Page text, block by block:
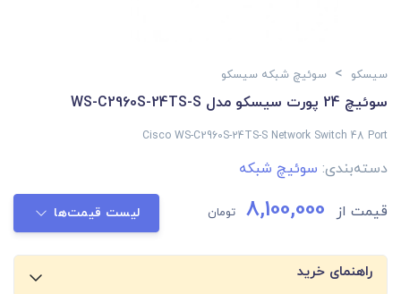
سیسکو > سوئیچ شبکه سیسکو
سوئیچ 24 پورت سیسکو مدل WS-C2960S-24TS-S
Cisco WS-C2960S-24TS-S Network Switch 48 Port
دسته‌بندی: سوئیچ شبکه
قیمت از 8,100,000 تومان لیست قیمت‌ها
راهنمای خرید